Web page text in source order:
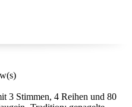
3 Stimmen, 4 Reihen und 80